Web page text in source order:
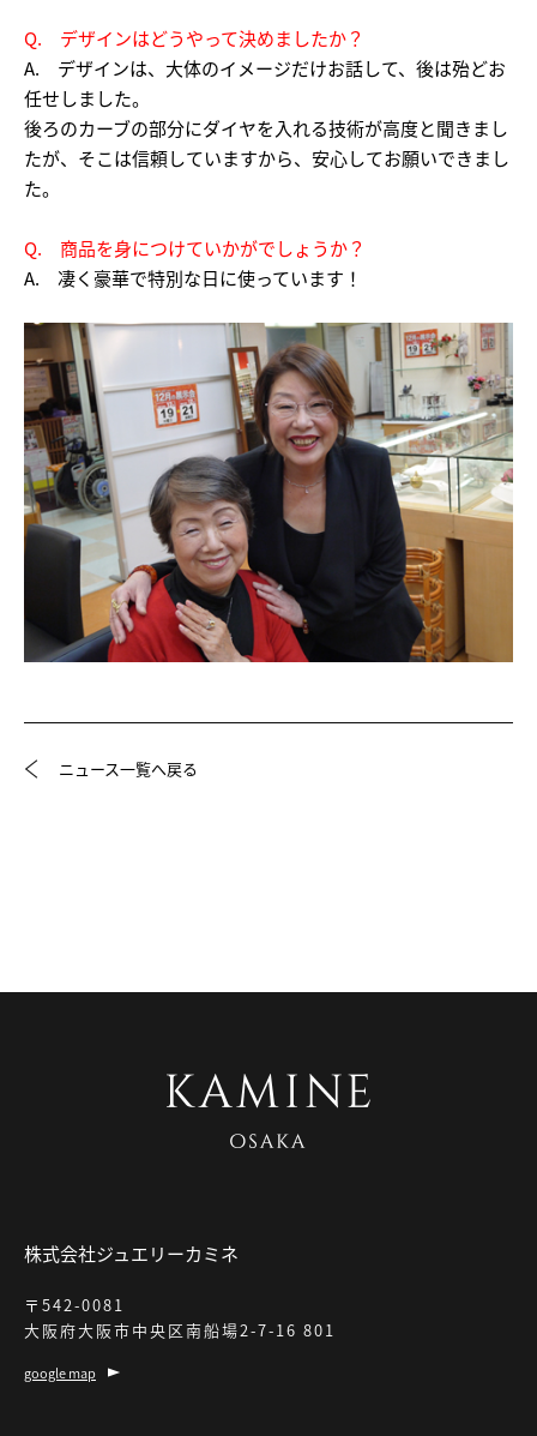
Q. デザインはどうやって決めましたか？
A. デザインは、大体のイメージだけお話して、後は殆どお
任せしました。
後ろのカーブの部分にダイヤを入れる技術が高度と聞きまし
たが、そこは信頼していますから、安心してお願いできまし
た。
Q. 商品を身につけていかがでしょうか？
A. 凄く豪華で特別な日に使っています！
ニュース一覧へ戻る
株式会社ジュエリーカミネ
〒542-0081
大阪府大阪市中央区南船場2-7-16 801
google map